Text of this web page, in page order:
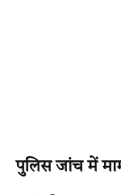
पुलिस जांच में